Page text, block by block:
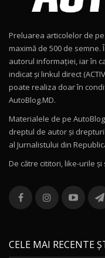
15:22
16:27
11
Noul
12
Noul
16:48
13
36:08
/17:27
Preluarea articolelor de
maximă de 500 de
autorul informației, iar în
indicat și linkul direct
poate realiza doar în
AutoBlog.MD.
Materialele de pe
dreptul de autor și
al Jurnalistului din
De către cititori, like-urile şi
CELE MAI RECENTE